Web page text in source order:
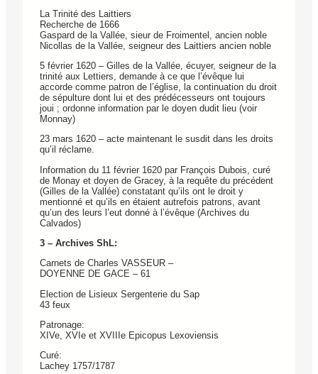
La Trinité des Laittiers
Recherche de 1666
Gaspard de la Vallée, sieur de Froimentel, ancien noble
Nicollas de la Vallée, seigneur des Laittiers ancien noble
5 février 1620 – Gilles de la Vallée, écuyer, seigneur de la
trinité aux Lettiers, demande à ce que l’évêque lui
accorde comme patron de l’église, la continuation du droit
de sépulture dont lui et des prédécesseurs ont toujours
joui ; ordonne information par le doyen dudit lieu (voir
Monnay)
23 mars 1620 – acte maintenant le susdit dans les droits
qu’il réclame.
Information du 11 février 1620 par François Dubois, curé
de Monay et doyen de Gracey, à la requête du précédent
(Gilles de la Vallée) constatant qu’ils ont le droit y
mentionné et qu’ils en étaient autrefois patrons, avant
qu’un des leurs l’eut donné à l’évêque (Archives du
Calvados)
3 – Archives ShL:
Carnets de Charles VASSEUR –
DOYENNE DE GACE – 61
Election de Lisieux Sergenterie du Sap
43 feux
Patronage:
XIVe, XVIe et XVIIIe Epicopus Lexoviensis
Curé:
Lachey 1757/1787